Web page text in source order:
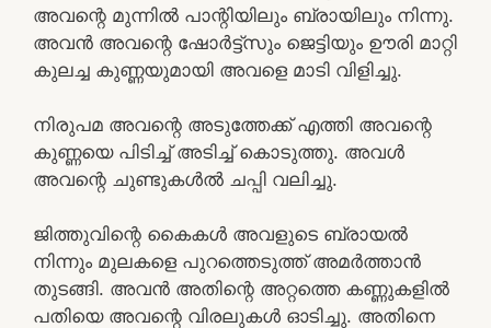
അവന്റെ മുന്നിൽ പാന്റിയിലും ബ്രായിലും നിന്നു.
അവൻ അവന്റെ ഷോർട്ട്സും ജെട്ടിയും ഊരി മാറ്റി
കുലച്ച കുണ്ണയുമായി അവളെ മാടി വിളിച്ചു.
നിരുപമ അവന്റെ അടുത്തേക്ക് എത്തി അവന്റെ
കുണ്ണയെ പിടിച്ച് അടിച്ച് കൊടുത്തു. അവൾ
അവന്റെ ചുണ്ടുകൾൽ ചപ്പി വലിച്ചു.
ജിത്തുവിന്റെ കൈകൾ അവളുടെ ബ്രായൽ
നിന്നും മുലകളെ പുറത്തെടുത്ത് അമർത്താൻ
തുടങ്ങി. അവൻ അതിന്റെ അറ്റത്തെ കണ്ണുകളിൽ
പതിയെ അവന്റെ വിരലുകൾ ഓടിച്ചു. അതിനെ